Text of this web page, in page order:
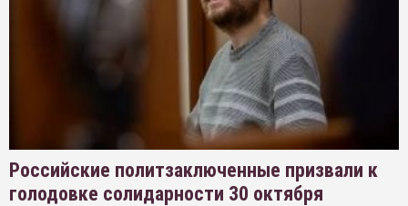
Российские политзаключенные призвали к
голодовке солидарности 30 октября